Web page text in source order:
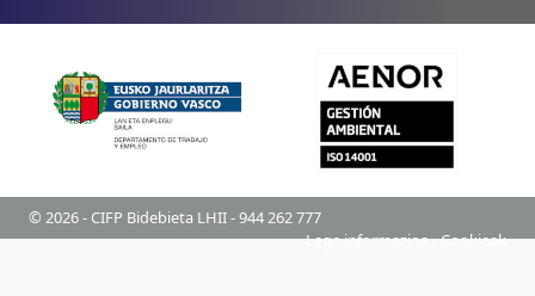
© 2026 - CIFP Bidebieta LHII - 944 262 777
Lege informazioa-Cookieak